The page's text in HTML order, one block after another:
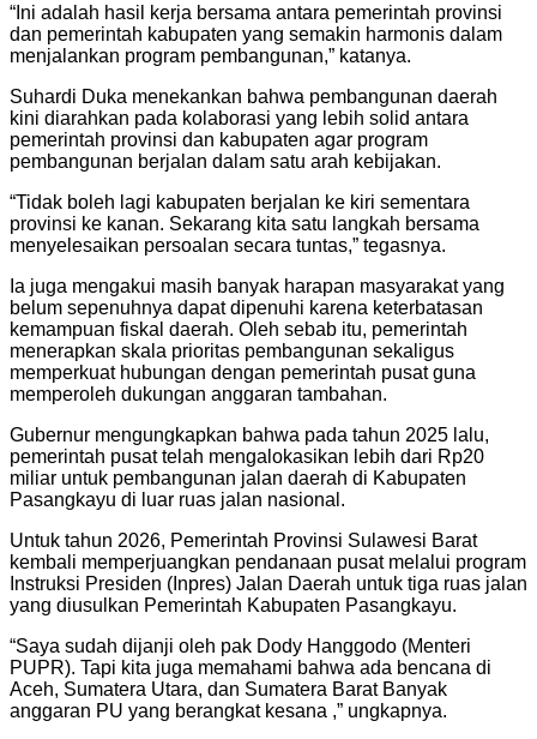
“Ini adalah hasil kerja bersama antara pemerintah provinsi
dan pemerintah kabupaten yang semakin harmonis dalam
menjalankan program pembangunan,” katanya.
Suhardi Duka menekankan bahwa pembangunan daerah
kini diarahkan pada kolaborasi yang lebih solid antara
pemerintah provinsi dan kabupaten agar program
pembangunan berjalan dalam satu arah kebijakan.
“Tidak boleh lagi kabupaten berjalan ke kiri sementara
provinsi ke kanan. Sekarang kita satu langkah bersama
menyelesaikan persoalan secara tuntas,” tegasnya.
Ia juga mengakui masih banyak harapan masyarakat yang
belum sepenuhnya dapat dipenuhi karena keterbatasan
kemampuan fiskal daerah. Oleh sebab itu, pemerintah
menerapkan skala prioritas pembangunan sekaligus
memperkuat hubungan dengan pemerintah pusat guna
memperoleh dukungan anggaran tambahan.
Gubernur mengungkapkan bahwa pada tahun 2025 lalu,
pemerintah pusat telah mengalokasikan lebih dari Rp20
miliar untuk pembangunan jalan daerah di Kabupaten
Pasangkayu di luar ruas jalan nasional.
Untuk tahun 2026, Pemerintah Provinsi Sulawesi Barat
kembali memperjuangkan pendanaan pusat melalui program
Instruksi Presiden (Inpres) Jalan Daerah untuk tiga ruas jalan
yang diusulkan Pemerintah Kabupaten Pasangkayu.
“Saya sudah dijanji oleh pak Dody Hanggodo (Menteri
PUPR). Tapi kita juga memahami bahwa ada bencana di
Aceh, Sumatera Utara, dan Sumatera Barat Banyak
anggaran PU yang berangkat kesana ,” ungkapnya.